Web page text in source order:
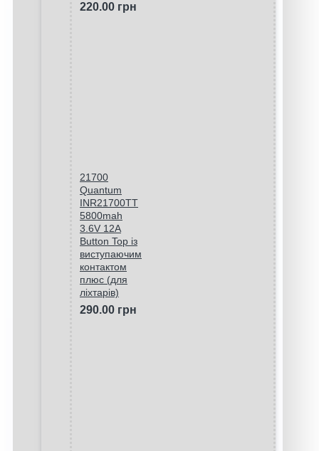
220.00 грн
21700
Quantum
INR21700TT
5800mah
3.6V 12A
Button Top із
виступаючим
контактом
плюс (для
ліхтарів)
290.00 грн